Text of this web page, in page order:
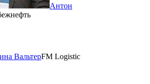
Антон
ВальтерFM Logistic